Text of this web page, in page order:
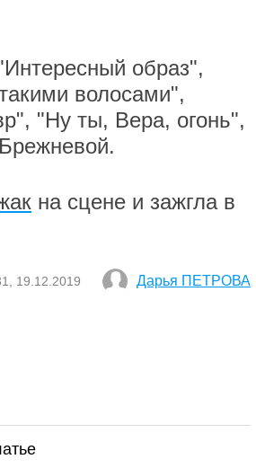
образ",
волосами",
"Ну ты, Вера, огонь",
на сцене и зажгла в
19.12.2019 Дарья ПЕТРОВА